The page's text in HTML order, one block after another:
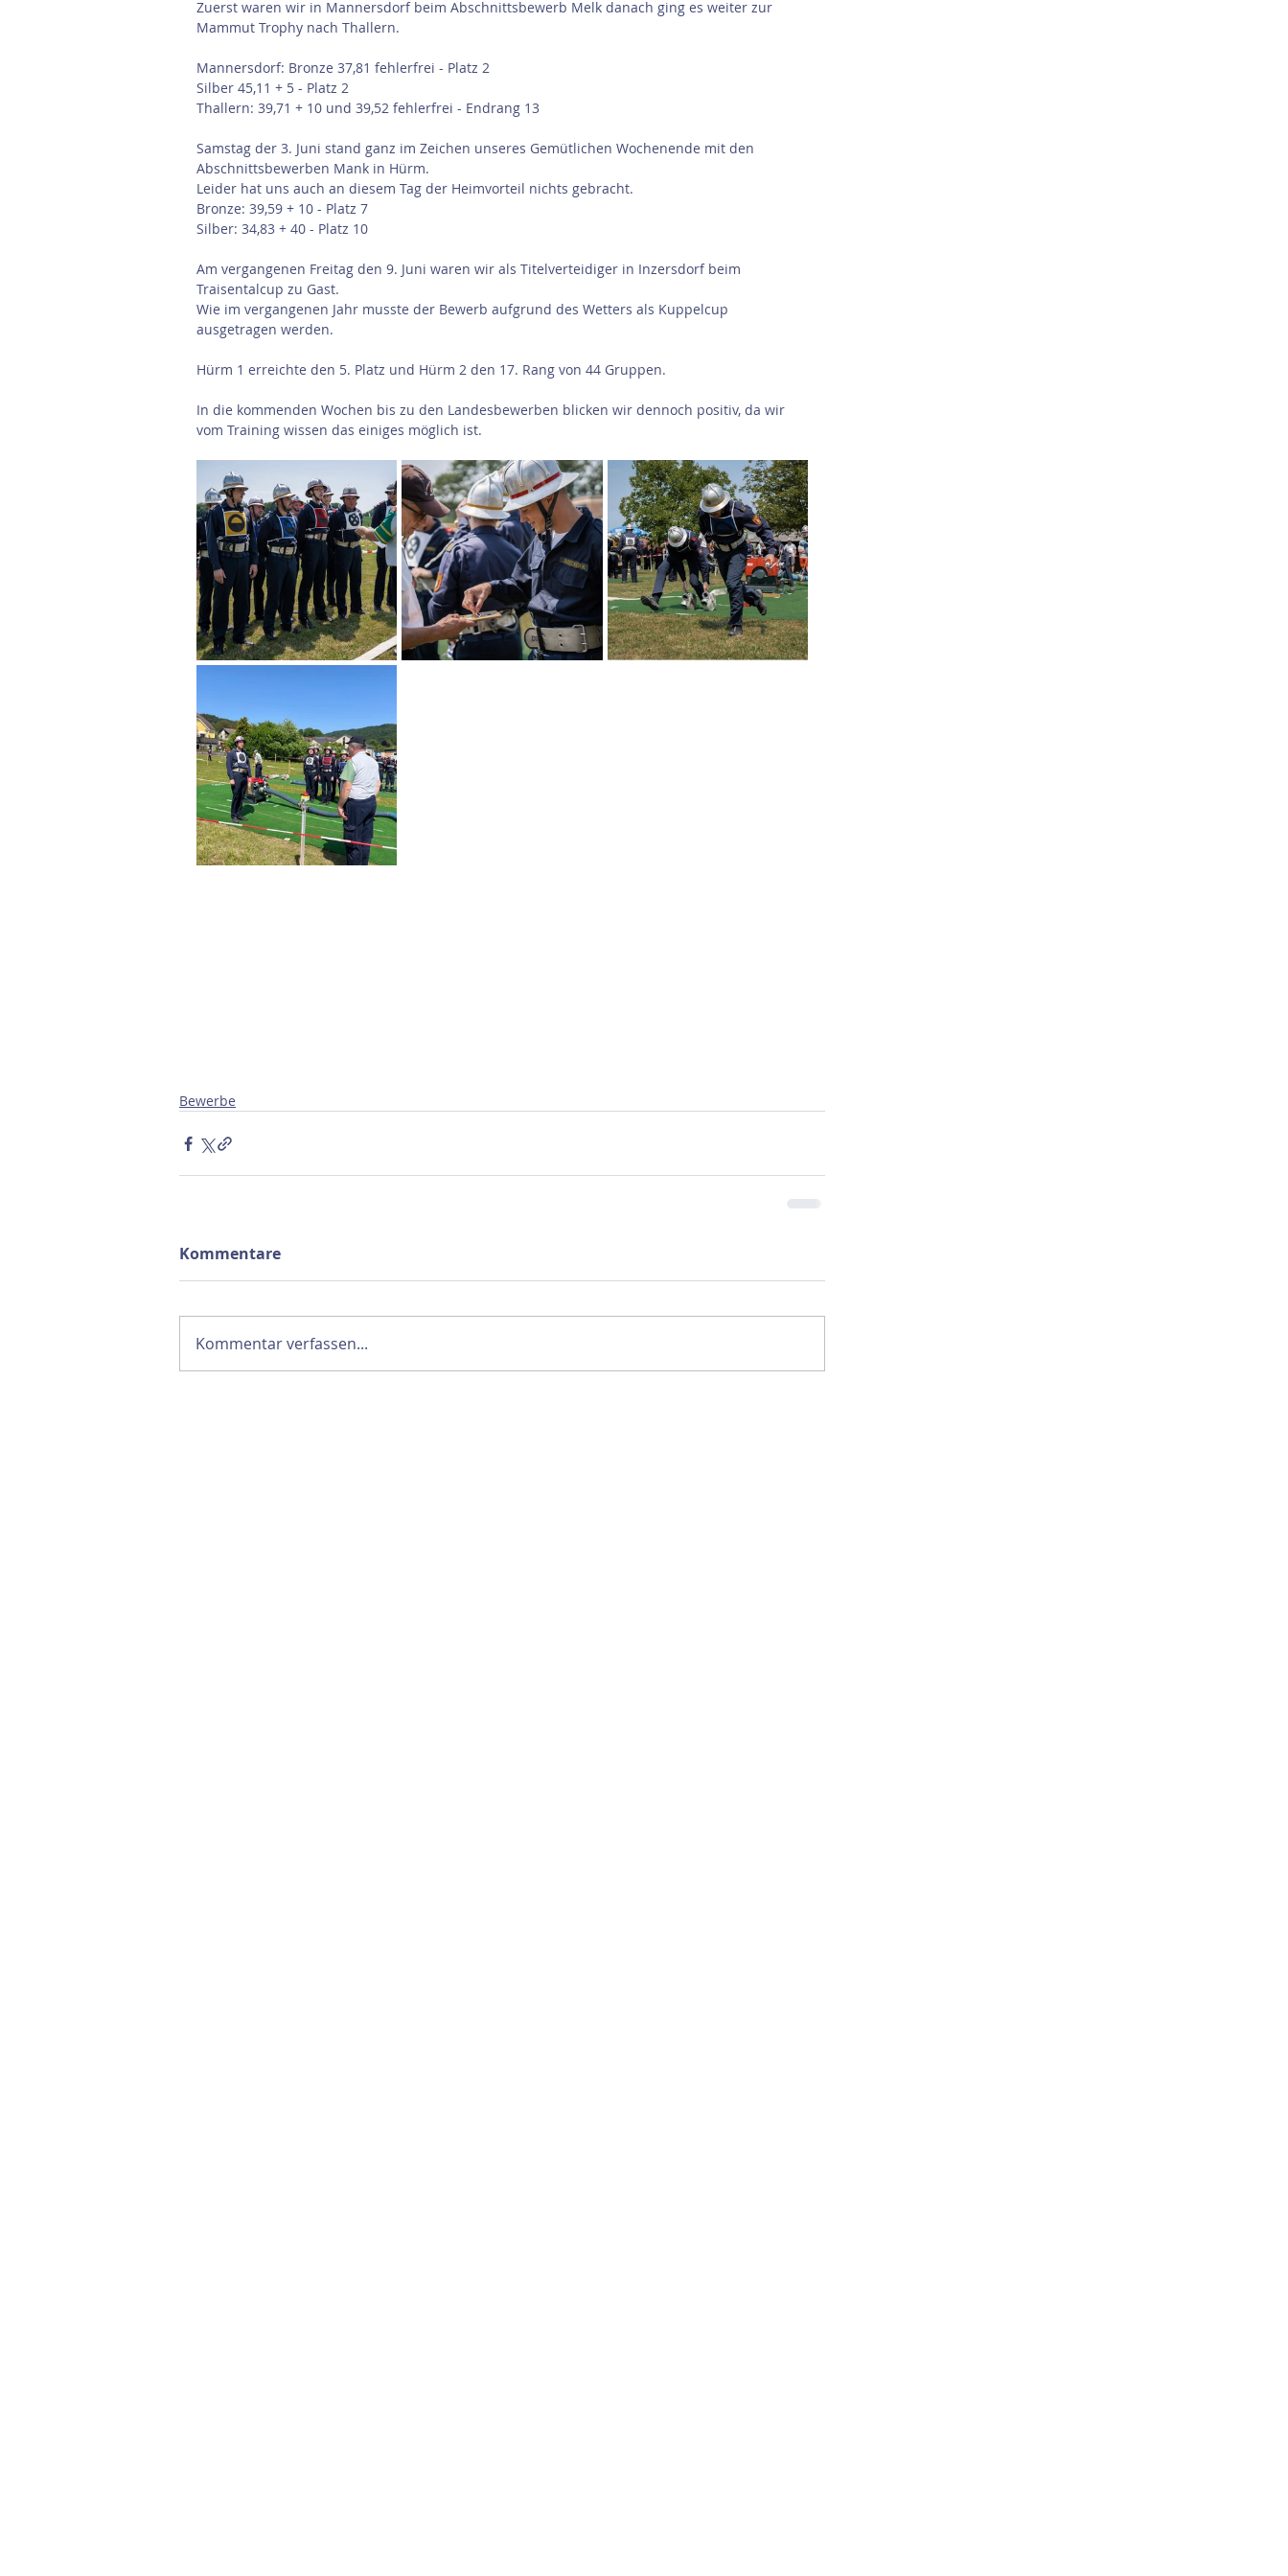
Zuerst waren wir in Mannersdorf beim Abschnittsbewerb Melk danach ging es weiter zur
Mammut Trophy nach Thallern.
Mannersdorf: Bronze 37,81 fehlerfrei - Platz 2
Silber 45,11 + 5 - Platz 2
Thallern: 39,71 + 10 und 39,52 fehlerfrei - Endrang 13
Samstag der 3. Juni stand ganz im Zeichen unseres Gemütlichen Wochenende mit den
Abschnittsbewerben Mank in Hürm.
Leider hat uns auch an diesem Tag der Heimvorteil nichts gebracht.
Bronze: 39,59 + 10 - Platz 7
Silber: 34,83 + 40 - Platz 10
Am vergangenen Freitag den 9. Juni waren wir als Titelverteidiger in Inzersdorf beim
Traisentalcup zu Gast.
Wie im vergangenen Jahr musste der Bewerb aufgrund des Wetters als Kuppelcup
ausgetragen werden.
Hürm 1 erreichte den 5. Platz und Hürm 2 den 17. Rang von 44 Gruppen.
In die kommenden Wochen bis zu den Landesbewerben blicken wir dennoch positiv, da wir
vom Training wissen das einiges möglich ist.
Bewerbe
Kommentare
Kommentar verfassen...